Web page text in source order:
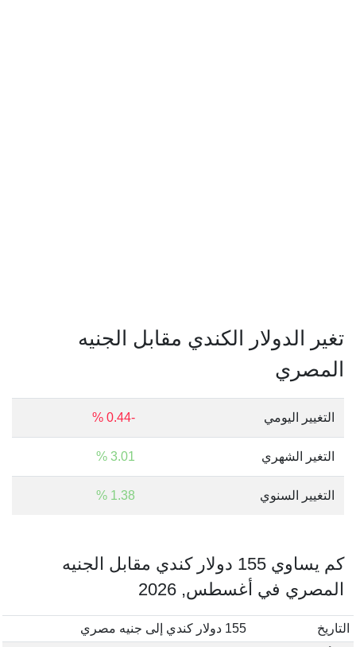
تغير الدولار الكندي مقابل الجنيه
المصري
التغيير اليومي -0.44 %
التغير الشهري 3.01 %
التغيير السنوي 1.38 %
كم يساوي 155 دولار كندي مقابل الجنيه
المصري في أغسطس, 2026
التاريخ
155 دولار كندي إلى جنيه مصري